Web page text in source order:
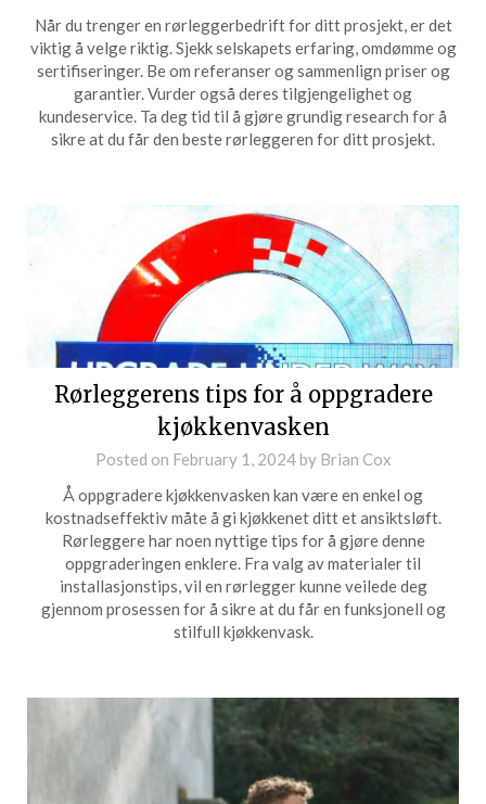
Når du trenger en rørleggerbedrift for ditt prosjekt, er det
viktig å velge riktig. Sjekk selskapets erfaring, omdømme og
sertifiseringer. Be om referanser og sammenlign priser og
garantier. Vurder også deres tilgjengelighet og
kundeservice. Ta deg tid til å gjøre grundig research for å
sikre at du får den beste rørleggeren for ditt prosjekt.
Rørleggerens tips for å oppgradere
kjøkkenvasken
Posted on February 1, 2024by Brian Cox
Å oppgradere kjøkkenvasken kan være en enkel og
kostnadseffektiv måte å gi kjøkkenet ditt et ansiktsløft.
Rørleggere har noen nyttige tips for å gjøre denne
oppgraderingen enklere. Fra valg av materialer til
installasjonstips, vil en rørlegger kunne veilede deg
gjennom prosessen for å sikre at du får en funksjonell og
stilfull kjøkkenvask.